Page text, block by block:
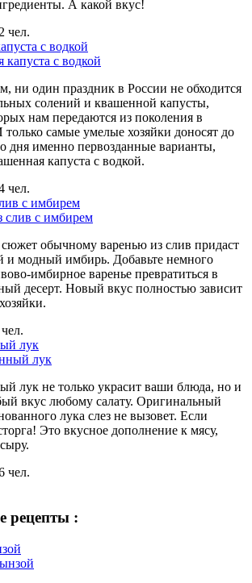
А какой вкус!
чел.
с водкой
ни один праздник в России не обходится
солений и квашенной капусты,
нам передаются из поколения в
самые умелые хозяйки доносят до
дня именно первозданные варианты,
капуста с водкой.
чел.
с имбирем
обычному варенью из слив придаст
и модный имбирь. Добавьте немного
имбирное варенье превратиться в
десерт. Новый вкус полностью зависит
лук
лук не только украсит ваши блюда, но и
вкус любому салату. Оригинальный
лука слез не вызовет. Если
Это вкусное дополнение к мясу,
чел.
рецепты :